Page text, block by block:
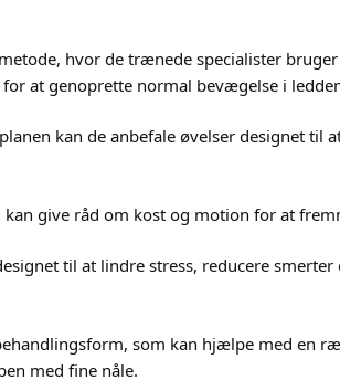
hvor de trænede specialister
at genoprette normal bevægelse i
kan de anbefale øvelser designet til
give råd om kost og motion for at
til at lindre stress, reducere
som kan hjælpe med en
med fine nåle.